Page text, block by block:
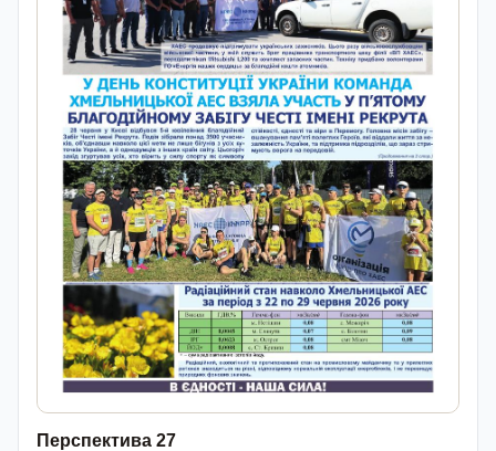
Перспектива 27